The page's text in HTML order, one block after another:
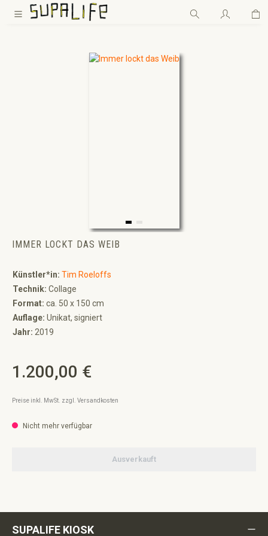
Zum Hauptinhalt springen
IMMER LOCKT DAS WEIB
Künstler*in: Tim Roeloffs
Technik: Collage
Format: ca. 50 x 150 cm
Auflage: Unikat, signiert
Jahr: 2019
Regulärer Preis:
1.200,00 €
Preise inkl. MwSt. zzgl. Versandkosten
Nicht mehr verfügbar
Ausverkauft
SUPALIFE KIOSK